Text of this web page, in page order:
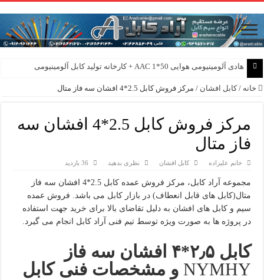
هادی آلومینیومی هوایی 50*1 AAC + کارخانه تولید کابل آلومینیومی
خانه / کابل افشان / مرکز فروش کابل 2.5*4 افشان سه فاز متال
مرکز فروش کابل 2.5*4 افشان سه
فاز متال
خانم علیزاده کابل افشان نظری بدهید 36 بازدید
مجموعه آراد کابل، مرکز فروش عمده کابل 2.5*4 افشان سه فاز
متال(کابل های قابل انعطاف) در بازار کابل می باشد. فروش عمده
سیم و کابل های افشان به دلیل تقاضای بالا برای خرید جهت استفاده
در پروژه ها به صورت ویژه توسط تیم فنی آراد کابل انجام می گیرد.
کابل ۲٫۵*۴ افشان سه فاز
NYMHY و مشخصات فنی کابل